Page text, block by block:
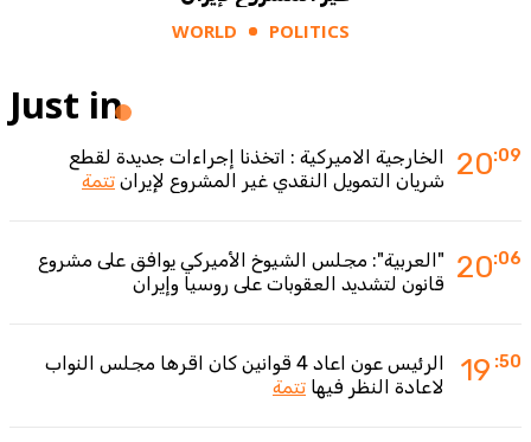
WORLD POLITICS
Just in
20:09
الخارجية الاميركية : اتخذنا إجراءات جديدة لقطع
شريان التمويل النقدي غير المشروع لإيران تتمة
20:06
"العربية": مجلس الشيوخ الأميركي يوافق على مشروع
قانون لتشديد العقوبات على روسيا وإيران
19 :50
الرئيس عون اعاد 4 قوانين كان اقرها مجلس النواب
لاعادة النظر فيها تتمة